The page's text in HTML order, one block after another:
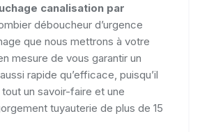
canalisation par
déboucheur d’urgence
que nous mettrons à votre
mesure de vous garantir un
rapide qu’efficace, puisqu’il
un savoir-faire et une
tuyauterie de plus de 15